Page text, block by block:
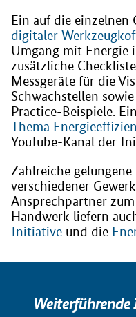
Ein auf die einzelnen
digitaler
Umgang mit Energie
zusätzliche
Messgeräte für die
Schwachstellen
Practice-Beispiele.
Thema
YouTube-Kanal der
Zahlreiche gelungene
verschiedener
Ansprechpartner
Handwerk liefern
Initiative und die